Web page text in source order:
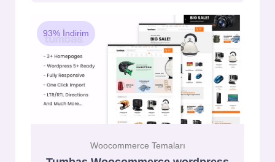
93% İndirim
Woocommerce Temaları